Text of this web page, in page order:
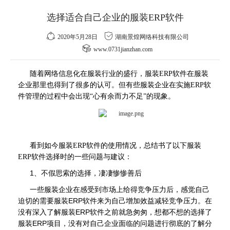
选择适合自己企业的服装ERP软件
2020年5月28日
湖南景煌网络科技有限公司
www.0731jianzhan.com
随着网络信息化在服装行业的盛行， 服装ERP软件在服装
企业那里也得到了很多的认可。但有些服装企业在实施ERP软
件管理的过程中会出现“心有余而力不足”的现象。
看到如今服装ERP软件的使用情况，总结书了以下服装
ERP软件选择时的一些问题与建议：
1、不假思索的选择，凄凄惨惨善后
一些服装企业在感受到市场上给得竞争压力后，感觉自己
迫切的需要服装ERP软件来为自己增加效益减轻竞争压力。在
没有深入了解服装ERP软件之前就急匆匆，想都不想的选择了
服装ERP项目，没有对自己企业面临的问题进行彻底的了解分